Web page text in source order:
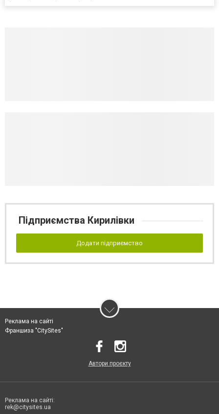
Підприємства Кирилівки
Додати підприємство
Реклама на сайті
Франшиза "CitySites"
Автори проєкту
Реклама на сайті:
rek@citysites.ua